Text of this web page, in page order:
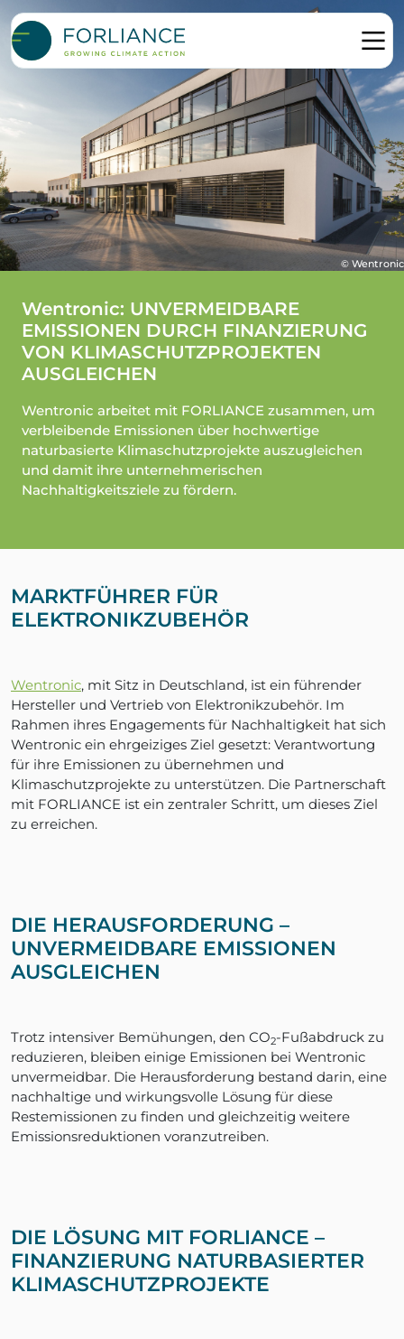
© Wentronic
Wentronic: UNVERMEIDBARE
EMISSIONEN DURCH FINANZIERUNG
VON KLIMASCHUTZPROJEKTEN
AUSGLEICHEN
Wentronic arbeitet mit FORLIANCE zusammen, um
verbleibende Emissionen über hochwertige
naturbasierte Klimaschutzprojekte auszugleichen
und damit ihre unternehmerischen
Nachhaltigkeitsziele zu fördern.
MARKTFÜHRER FÜR
ELEKTRONIKZUBEHÖR
Wentronic, mit Sitz in Deutschland, ist ein führender
Hersteller und Vertrieb von Elektronikzubehör. Im
Rahmen ihres Engagements für Nachhaltigkeit hat sich
Wentronic ein ehrgeiziges Ziel gesetzt: Verantwortung
für ihre Emissionen zu übernehmen und
Klimaschutzprojekte zu unterstützen. Die Partnerschaft
mit FORLIANCE ist ein zentraler Schritt, um dieses Ziel
zu erreichen.
DIE HERAUSFORDERUNG –
UNVERMEIDBARE EMISSIONEN
AUSGLEICHEN
Trotz intensiver Bemühungen, den CO2-Fußabdruck zu
reduzieren, bleiben einige Emissionen bei Wentronic
unvermeidbar. Die Herausforderung bestand darin, eine
nachhaltige und wirkungsvolle Lösung für diese
Restemissionen zu finden und gleichzeitig weitere
Emissionsreduktionen voranzutreiben.
DIE LÖSUNG MIT FORLIANCE –
FINANZIERUNG NATURBASIERTER
KLIMASCHUTZPROJEKTE